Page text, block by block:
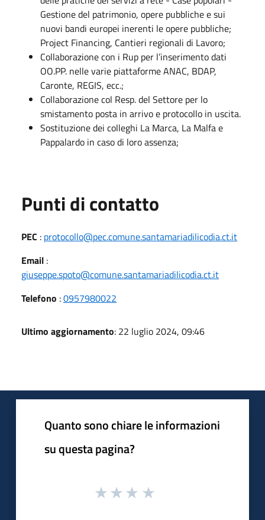
Gestione del patrimonio, opere pubbliche e sui
nuovi bandi europei inerenti le opere pubbliche;
Project Financing, Cantieri regionali di Lavoro;
Collaborazione con i Rup per l’inserimento dati
OO.PP. nelle varie piattaforme ANAC, BDAP,
Caronte, REGIS, ecc.;
Collaborazione col Resp. del Settore per lo
smistamento posta in arrivo e protocollo in uscita.
Sostituzione dei colleghi La Marca, La Malfa e
Pappalardo in caso di loro assenza;
Punti di contatto
PEC : protocollo@pec.comune.santamariadilicodia.ct.it
Email :
giuseppe.spoto@comune.santamariadilicodia.ct.it
Telefono :0957980022
Ultimo aggiornamento: 22 luglio 2024, 09:46
Quanto sono chiare le informazioni
su questa pagina?